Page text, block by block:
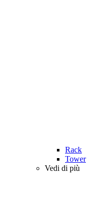
Rack
Tower
Vedi di più